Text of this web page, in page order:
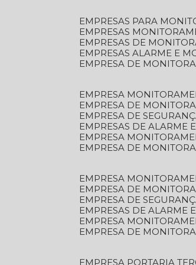
EMPRESAS PARA
EMPRESAS
EMPRESAS DE
EMPRESAS ALARME E
EMPRESA DE
EMPRESA
EMPRESA DE
EMPRESA DE
EMPRESAS DE
EMPRESA
EMPRESA DE
EMPRESA
EMPRESA DE
EMPRESA DE
EMPRESAS DE
EMPRESA
EMPRESA DE
EMPRESA PORTARIA